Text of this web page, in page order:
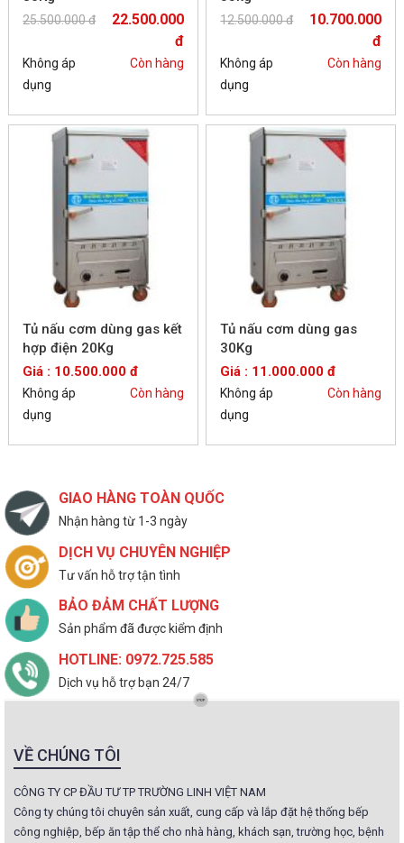
25.500.000 đ
22.500.000
đ
Không áp
dụng
Còn hàng
12.500.000 đ
10.700.000
đ
Không áp
dụng
Còn hàng
Tủ nấu cơm dùng gas kết
hợp điện 20Kg
Giá : 10.500.000 đ
Không áp
dụng
Còn hàng
Tủ nấu cơm dùng gas
30Kg
Giá : 11.000.000 đ
Không áp
dụng
Còn hàng
GIAO HÀNG TOÀN QUỐC
Nhận hàng từ 1-3 ngày
DỊCH VỤ CHUYÊN NGHIỆP
Tư vấn hỗ trợ tận tình
BẢO ĐẢM CHẤT LƯỢNG
Sản phẩm đã được kiểm định
HOTLINE: 0972.725.585
Dịch vụ hỗ trợ bạn 24/7
VỀ CHÚNG TÔI
CÔNG TY CP ĐẦU TƯ TP TRƯỜNG LINH VIỆT NAM
Công ty chúng tôi chuyên sản xuất, cung cấp và lắp đặt hệ thống bếp
công nghiệp, bếp ăn tập thể cho nhà hàng, khách sạn, trường học, bệnh